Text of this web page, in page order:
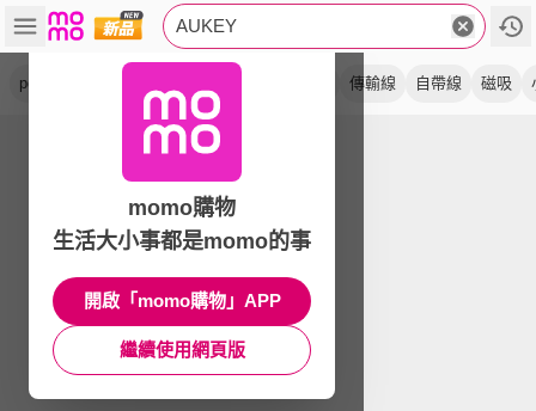
AUKEY
pd快充 傳輸線 自帶線 磁吸
momo購物
生活大小事都是momo的事
開啟「momo購物」APP
繼續使用網頁版